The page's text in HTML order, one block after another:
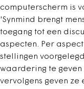
computerscherm is
'Synmind brengt
toegang tot een
aspecten. Per
stellingen
waardering te geven
vervolgens geven ze